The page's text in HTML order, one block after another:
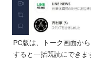
PC版は、トーク画面か
すると一括既読にできま